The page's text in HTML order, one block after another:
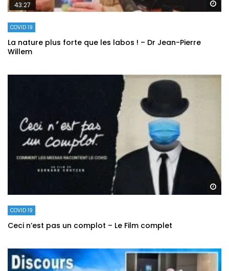
43:27
COVID 19
La nature plus forte que les labos ! – Dr Jean-Pierre
Willem
COVID 19
Ceci n’est pas un complot – Le Film complet